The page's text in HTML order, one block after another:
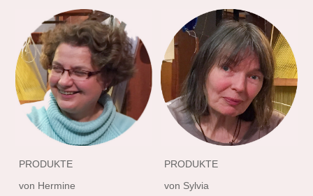
PRODUKTE
von Hermine
PRODUKTE
von Sylvia